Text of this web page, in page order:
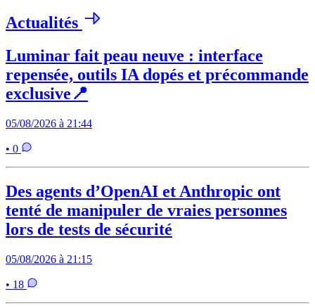
Actualités
Luminar fait peau neuve : interface
repensée, outils IA dopés et précommande
exclusive📍
05/08/2026 à 21:44
• 0
Des agents d’OpenAI et Anthropic ont
tenté de manipuler de vraies personnes
lors de tests de sécurité
05/08/2026 à 21:15
• 18